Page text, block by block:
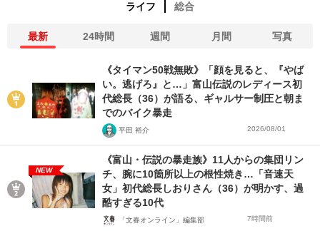
ライフ 総合
最新 24時間 週間 月間 写真
《タイマン50戦無敗》「顔を見ると、『やば
い。逃げろ』と…」富山伝説のレディース初
代総長（36）が語る、ギャルサー制圧と朝ま
でのバイク暴走
平田 裕介 2026/08/01
NEW
《富山・伝説の暴走族》11人からの集団リン
チ、腕に10箇所以上の根性焼き…「音速天
女」初代総長しおりさん（36）が明かす、過
酷すぎる10代
「文春オンライン」編集部 7時間前